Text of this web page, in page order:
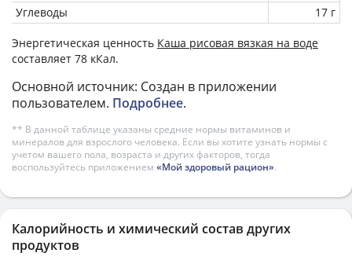
Углеводы
17 г
Энергетическая ценность Каша рисовая вязкая на воде
составляет 78 кКал.
Основной источник: Создан в приложении
пользователем. Подробнее.
** В данной таблице указаны средние нормы витаминов и
минералов для взрослого человека. Если вы хотите узнать нормы с
учетом вашего пола, возраста и других факторов, тогда
воспользуйтесь приложением «Мой здоровый рацион».
Калорийность и химический состав других
продуктов